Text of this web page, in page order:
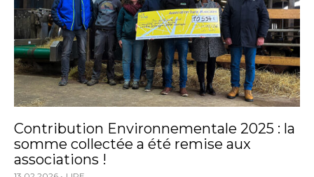
Contribution Environnementale 2025 : la
somme collectée a été remise aux
associations !